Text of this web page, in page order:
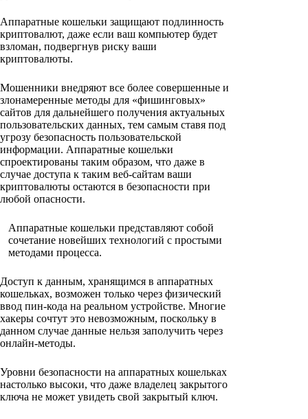
Аппаратные кошельки защищают подлинность
криптовалют, даже если ваш компьютер будет
взломан, подвергнув риску ваши
криптовалюты.
Мошенники внедряют все более совершенные и
злонамеренные методы для «фишинговых»
сайтов для дальнейшего получения актуальных
пользовательских данных, тем самым ставя под
угрозу безопасность пользовательской
информации. Аппаратные кошельки
спроектированы таким образом, что даже в
случае доступа к таким веб-сайтам ваши
криптовалюты остаются в безопасности при
любой опасности.
Аппаратные кошельки представляют собой
сочетание новейших технологий с простыми
методами процесса.
Доступ к данным, хранящимся в аппаратных
кошельках, возможен только через физический
ввод пин-кода на реальном устройстве. Многие
хакеры сочтут это невозможным, поскольку в
данном случае данные нельзя заполучить через
онлайн-методы.
Уровни безопасности на аппаратных кошельках
настолько высоки, что даже владелец закрытого
ключа не может увидеть свой закрытый ключ.